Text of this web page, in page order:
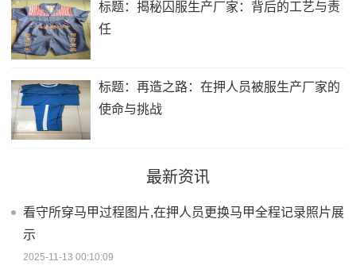
标题：揭秘囚服生产厂家：背后的工艺与责
任
标题：再造之路：在押人员被服生产厂家的
使命与挑战
最新资讯
看守所穿马甲过程图片,在押人员更换马甲全程记录照片展
示
2025-11-13 00:10:09